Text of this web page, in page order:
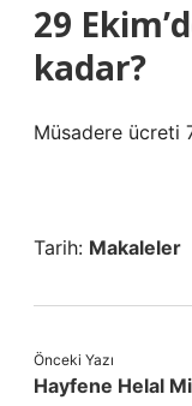
29
kadar?
Müsadere ücreti
Tarih: Makaleler
Önceki Yazı
Hayfene Helal Mi